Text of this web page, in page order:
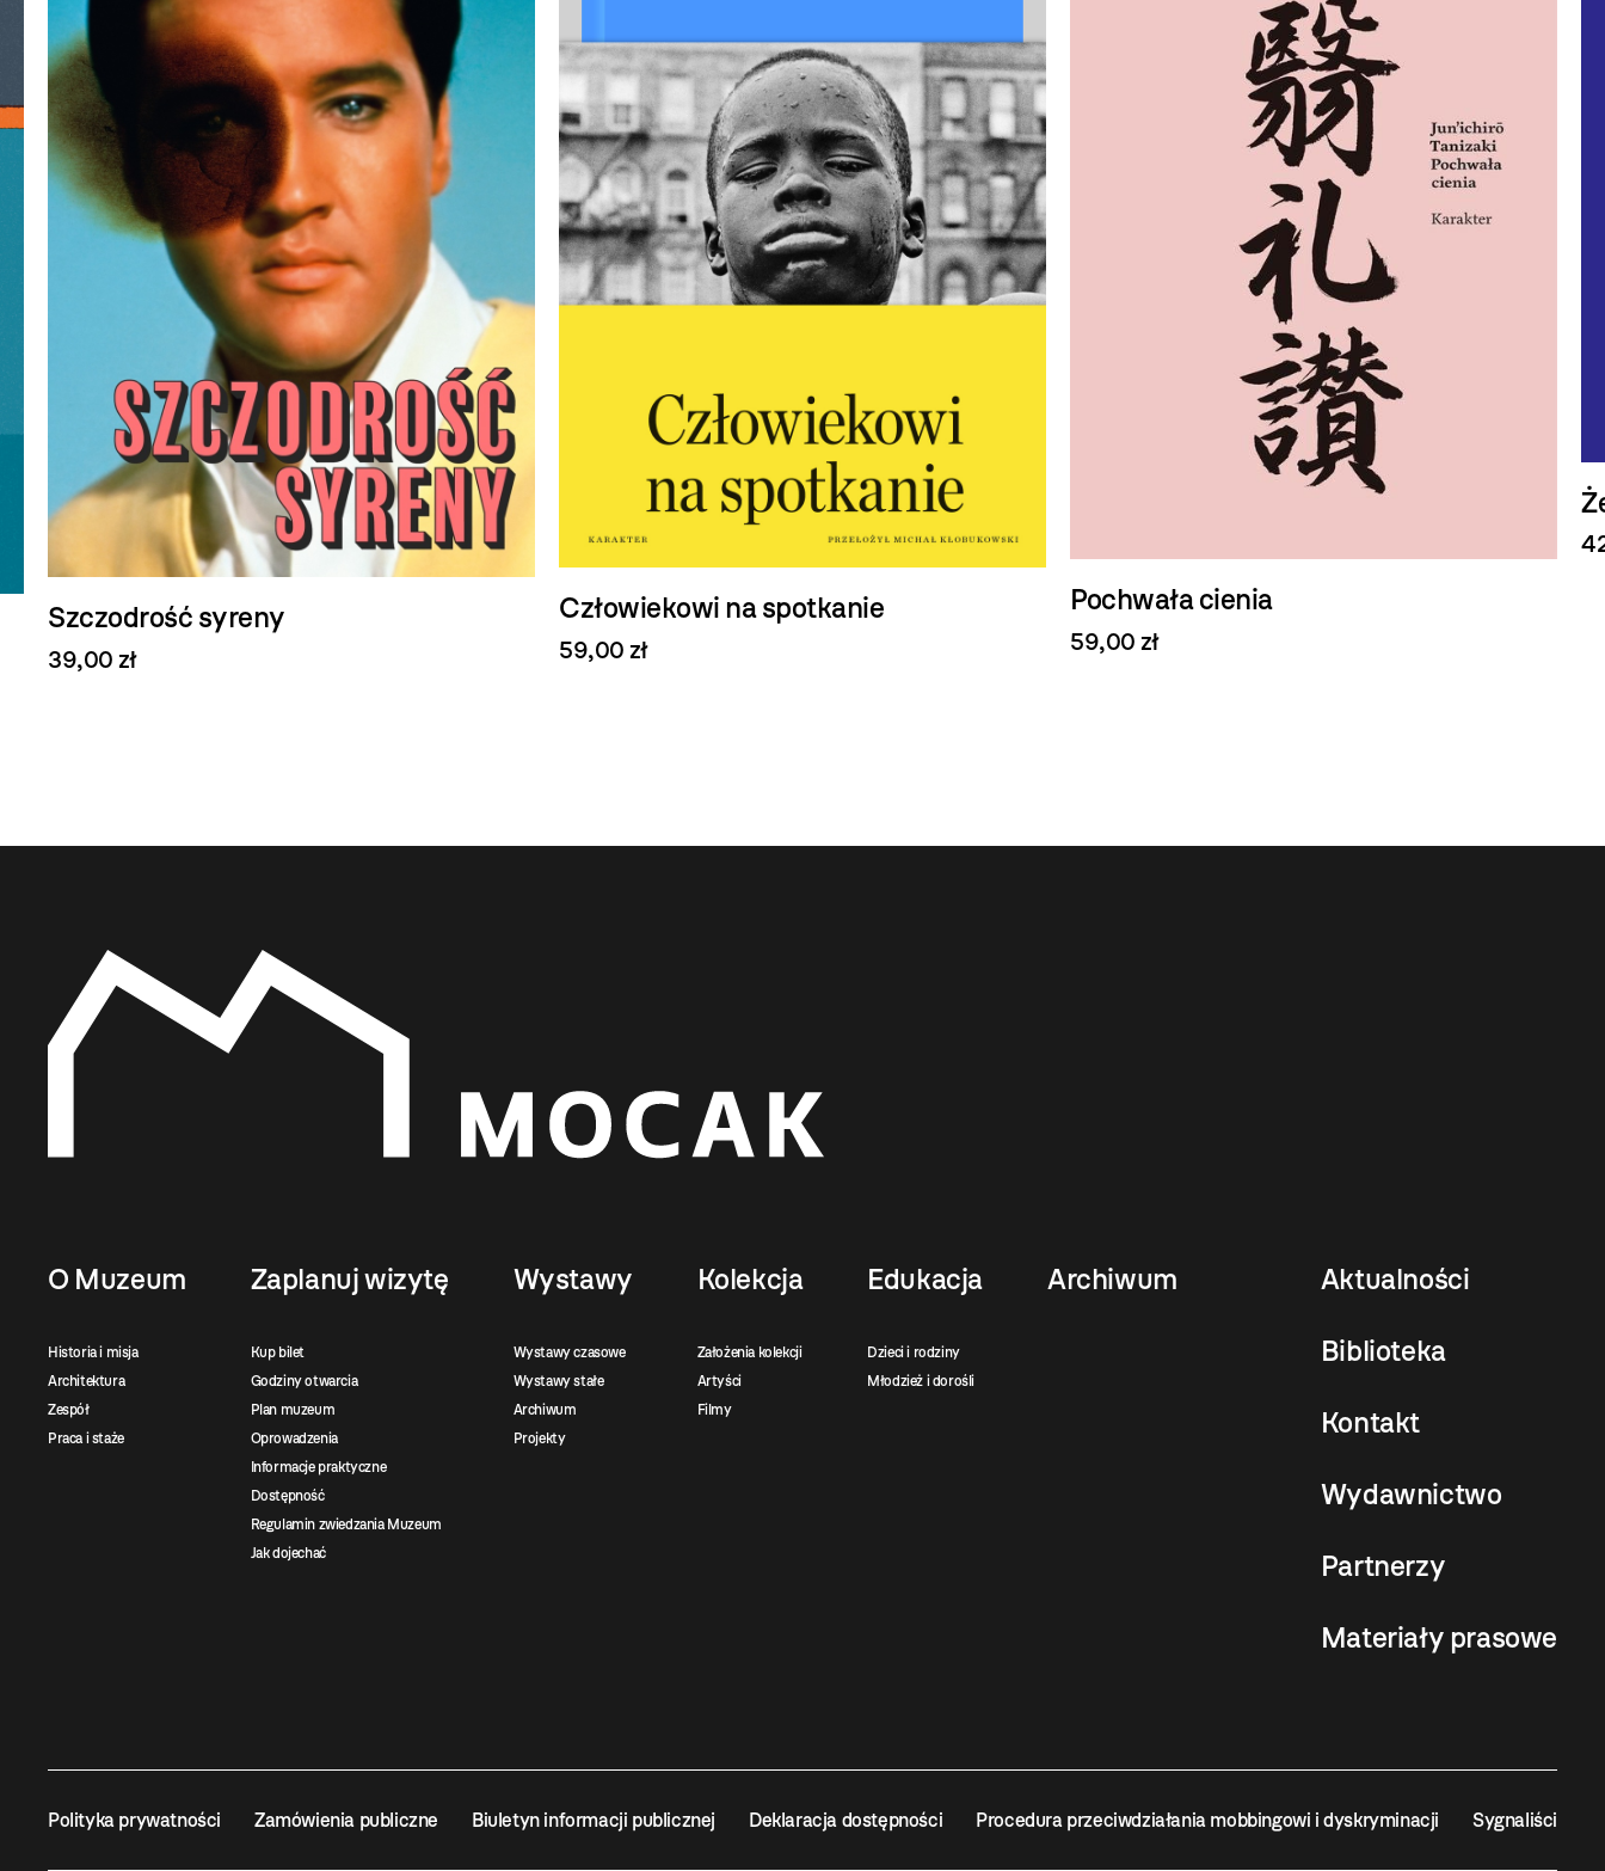
Szczodrość syreny
39,00 zł
Człowiekowi na spotkanie
59,00 zł
Pochwała cienia
59,00 zł
O Muzeum
Historia i misja
Architektura
Zespół
Praca i staże
Zaplanuj wizytę
Kup bilet
Godziny otwarcia
Plan muzeum
Oprowadzenia
Informacje praktyczne
Dostępność
Regulamin zwiedzania Muzeum
Jak dojechać
Wystawy
Wystawy czasowe
Wystawy stałe
Archiwum
Projekty
Kolekcja
Założenia kolekcji
Artyści
Filmy
Edukacja
Dzieci i rodziny
Młodzież i dorośli
Archiwum Aktualności
Biblioteka
Kontakt
Wydawnictwo
Partnerzy
Materiały prasowe
Polityka prywatności Zamówienia publiczne Biuletyn informacji publicznej Deklaracja dostępności Procedura przeciwdziałania mobbingowi i dyskryminacji Sygnaliści